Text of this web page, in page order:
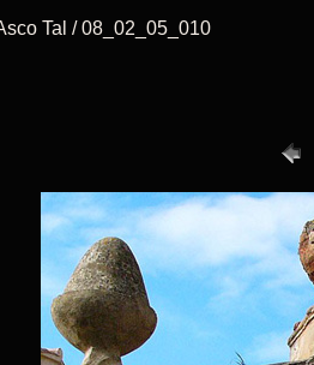
Tal / 08_02_05_010